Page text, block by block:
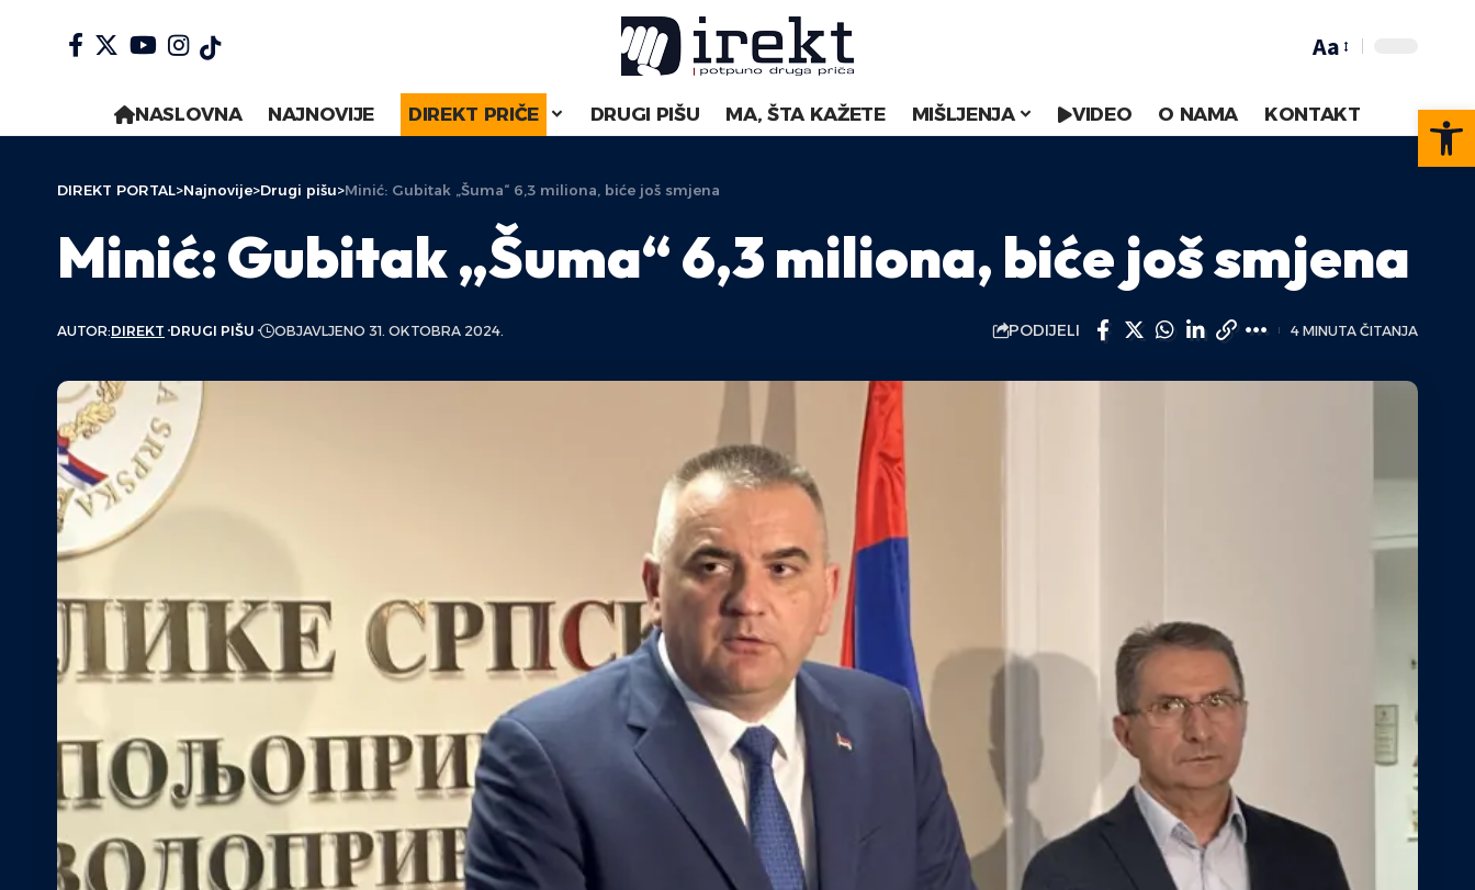
Aa
NASLOVNA NAJNOVIJE DIREKT PRIČE DRUGI PIŠU MA, ŠTA KAŽETE MIŠLJENJA VIDEO O NAMA KONTAKT
DIREKT PORTAL>Najnovije>Drugi pišu>Minić: Gubitak „Šuma“ 6,3 miliona, biće još smjena
Minić: Gubitak „Šuma“ 6,3 miliona, biće još smjena
AUTOR:DIREKT DRUGI PIŠU OBJAVLJENO 31. OKTOBRA 2024. PODIJELI 4 MINUTA ČITANJA